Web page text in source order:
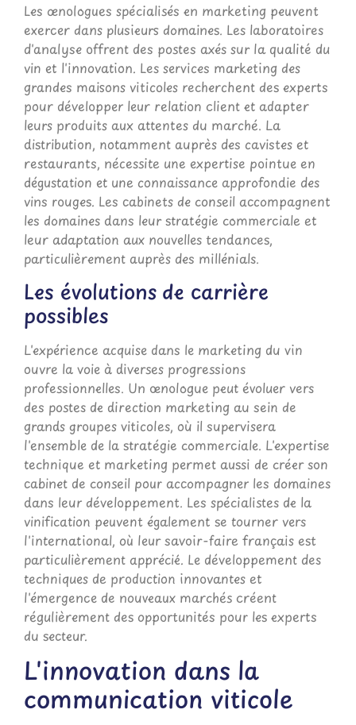
Les œnologues spécialisés en marketing peuvent
exercer dans plusieurs domaines. Les laboratoires
d'analyse offrent des postes axés sur la qualité du
vin et l'innovation. Les services marketing des
grandes maisons viticoles recherchent des experts
pour développer leur relation client et adapter
leurs produits aux attentes du marché. La
distribution, notamment auprès des cavistes et
restaurants, nécessite une expertise pointue en
dégustation et une connaissance approfondie des
vins rouges. Les cabinets de conseil accompagnent
les domaines dans leur stratégie commerciale et
leur adaptation aux nouvelles tendances,
particulièrement auprès des millénials.
Les évolutions de carrière
possibles
L'expérience acquise dans le marketing du vin
ouvre la voie à diverses progressions
professionnelles. Un œnologue peut évoluer vers
des postes de direction marketing au sein de
grands groupes viticoles, où il supervisera
l'ensemble de la stratégie commerciale. L'expertise
technique et marketing permet aussi de créer son
cabinet de conseil pour accompagner les domaines
dans leur développement. Les spécialistes de la
vinification peuvent également se tourner vers
l'international, où leur savoir-faire français est
particulièrement apprécié. Le développement des
techniques de production innovantes et
l'émergence de nouveaux marchés créent
régulièrement des opportunités pour les experts
du secteur.
L'innovation dans la
communication viticole